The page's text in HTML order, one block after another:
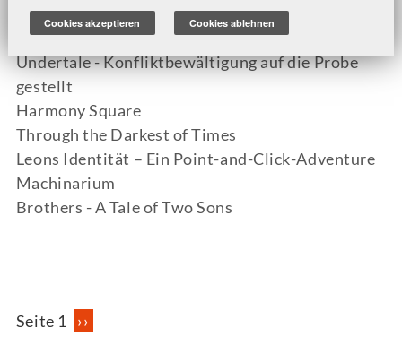
Cookies akzeptieren Cookies ablehnen
Ori and the Blind Forest - Let's Plays verstehen
und analysieren
Undertale - Konfliktbewältigung auf die Probe
gestellt
Harmony Square
Through the Darkest of Times
Leons Identität – Ein Point-and-Click-Adventure
Machinarium
Brothers - A Tale of Two Sons
Seitennummerierung
Seite 1
Nächste
››